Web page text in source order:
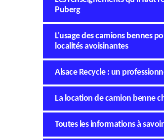
Puberg
L'usage des camions bennes
localités avoisinantes
Alsace Recycle : un
La location de camion benne
Toutes les informations à